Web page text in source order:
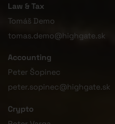
Law & Tax
Tomáš Demo
tomas.demo@highgate.sk
Accounting
Peter Šopinec
peter.sopinec@highgate.sk
Crypto